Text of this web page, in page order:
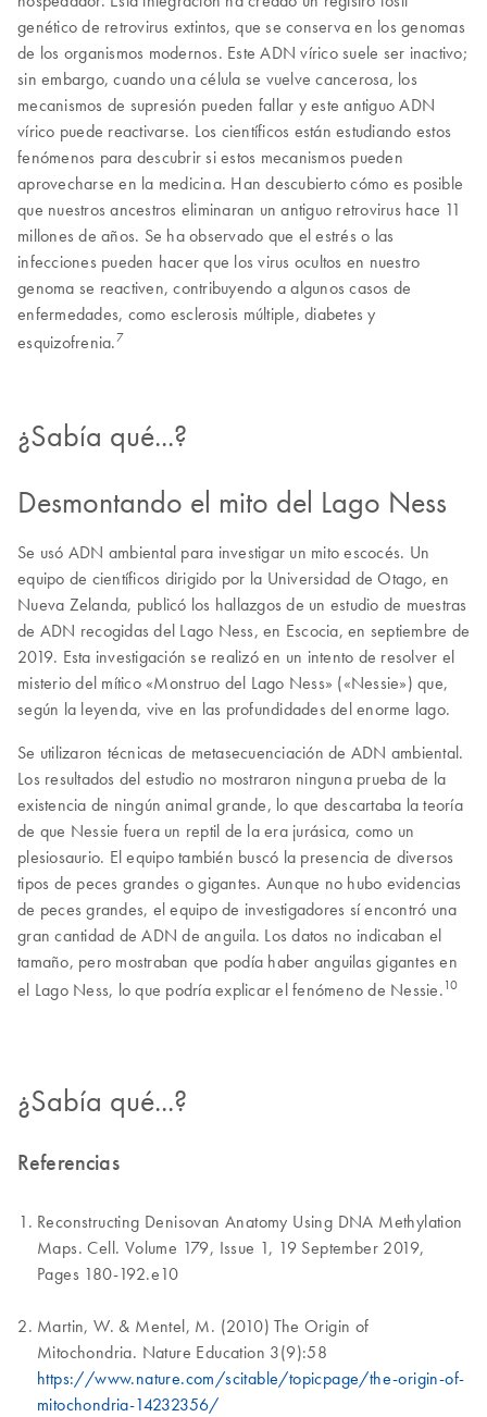
genético de retrovirus extintos, que se conserva en los genomas
de los organismos modernos. Este ADN vírico suele ser inactivo;
sin embargo, cuando una célula se vuelve cancerosa, los
mecanismos de supresión pueden fallar y este antiguo ADN
vírico puede reactivarse. Los científicos están estudiando estos
fenómenos para descubrir si estos mecanismos pueden
aprovecharse en la medicina. Han descubierto cómo es posible
que nuestros ancestros eliminaran un antiguo retrovirus hace 11
millones de años. Se ha observado que el estrés o las
infecciones pueden hacer que los virus ocultos en nuestro
genoma se reactiven, contribuyendo a algunos casos de
enfermedades, como esclerosis múltiple, diabetes y
esquizofrenia.7
¿Sabía qué...?
Desmontando el mito del Lago Ness
Se usó ADN ambiental para investigar un mito escocés. Un
equipo de científicos dirigido por la Universidad de Otago, en
Nueva Zelanda, publicó los hallazgos de un estudio de muestras
de ADN recogidas del Lago Ness, en Escocia, en septiembre de
2019. Esta investigación se realizó en un intento de resolver el
misterio del mítico «Monstruo del Lago Ness» («Nessie») que,
según la leyenda, vive en las profundidades del enorme lago.
Se utilizaron técnicas de metasecuenciación de ADN ambiental.
Los resultados del estudio no mostraron ninguna prueba de la
existencia de ningún animal grande, lo que descartaba la teoría
de que Nessie fuera un reptil de la era jurásica, como un
plesiosaurio. El equipo también buscó la presencia de diversos
tipos de peces grandes o gigantes. Aunque no hubo evidencias
de peces grandes, el equipo de investigadores sí encontró una
gran cantidad de ADN de anguila. Los datos no indicaban el
tamaño, pero mostraban que podía haber anguilas gigantes en
el Lago Ness, lo que podría explicar el fenómeno de Nessie. 10
¿Sabía qué...?
Referencias
Reconstructing Denisovan Anatomy Using DNA Methylation
Maps. Cell. Volume 179, Issue 1, 19 September 2019,
Pages 180-192.e10
Martin, W. & Mentel, M. (2010) The Origin of
Mitochondria. Nature Education 3(9):58
https://www.nature.com/scitable/topicpage/the-origin-of-
mitochondria-14232356/